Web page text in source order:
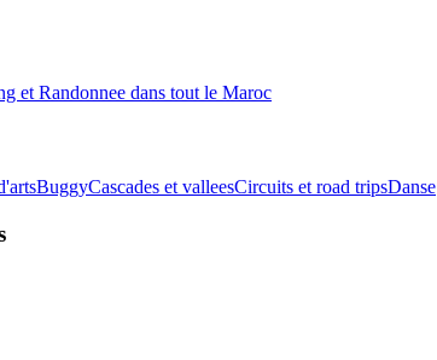
et Randonnee dans tout le Maroc
BuggyCascades et valleesCircuits et road tripsDanse